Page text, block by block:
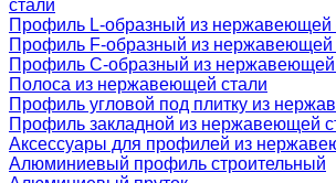
стали
Профиль L-образный из нержавеющей
Профиль F-образный из нержавеющей
Профиль C-образный из нержавеющей
Полоса из нержавеющей стали
Профиль угловой под плитку из
Профиль закладной из нержавеющей
Аксессуары для профилей из
Алюминиевый профиль строительный